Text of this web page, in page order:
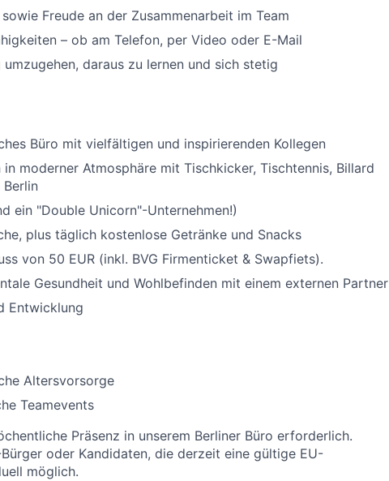
Freude an der Zusammenarbeit im Team
– ob am Telefon, per Video oder E-Mail
daraus zu lernen und sich stetig
Büro mit vielfältigen und inspirierenden Kollegen
moderner Atmosphäre mit Tischkicker, Tischtennis, Billard
ein "Double Unicorn"-Unternehmen!)
plus täglich kostenlose Getränke und Snacks
von 50 EUR (inkl. BVG Firmenticket & Swapfiets).
Gesundheit und Wohlbefinden mit einem externen Partner
Entwicklung
Altersvorsorge
Teamevents
Präsenz in unserem Berliner Büro erforderlich.
oder Kandidaten, die derzeit eine gültige EU-
möglich.